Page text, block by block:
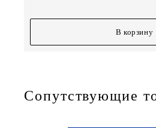
В корзину
Сопутствующие